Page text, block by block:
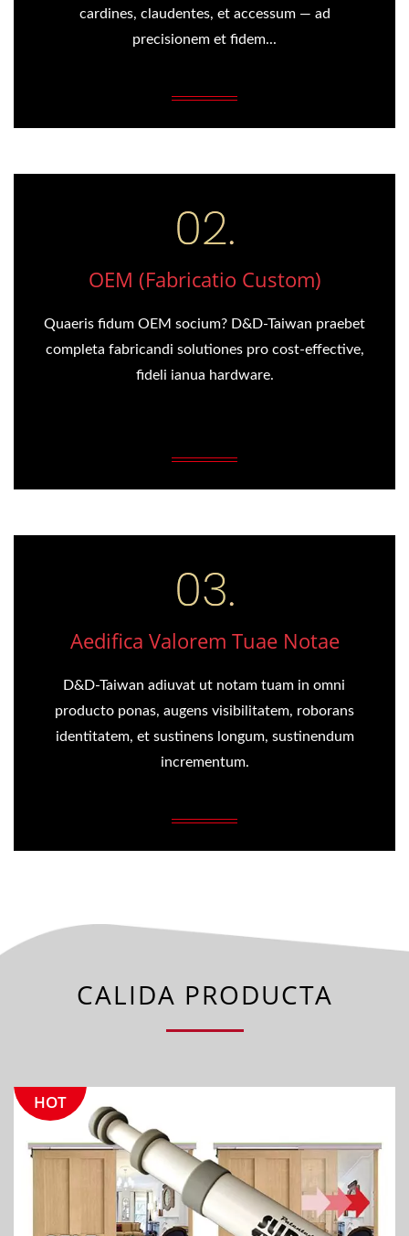
cardines, claudentes, et accessum — ad
precisionem et fidem...
OEM (Fabricatio Custom)
Quaeris fidum OEM socium? D&D-Taiwan praebet
completa fabricandi solutiones pro cost-effective,
fideli ianua hardware.
Aedifica Valorem Tuae Notae
D&D-Taiwan adiuvat ut notam tuam in omni
producto ponas, augens visibilitatem, roborans
identitatem, et sustinens longum, sustinendum
incrementum.
CALIDA PRODUCTA
HOT